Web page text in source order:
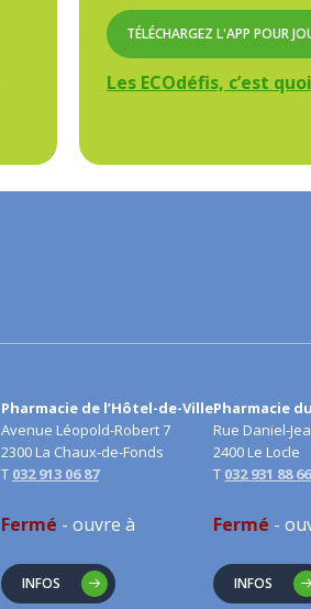
TÉLÉCHARGEZ L'APP POUR
Les ECOdéfis, c’est
Pharmacie de l’Hôtel-de-Ville
Avenue Léopold-Robert 7
2300 La Chaux-de-Fonds
T 032 913 06 87
Fermé - ouvre à
INFOS
Pharmacie
Rue Daniel-
2400 Le Locle
T 032 931 88 66
Fermé -
INFOS